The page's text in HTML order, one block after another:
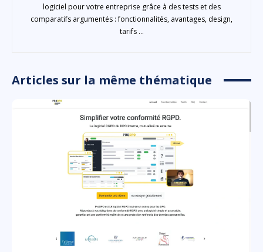
logiciel pour votre entreprise grâce à des tests et des
comparatifs argumentés : fonctionnalités, avantages, design,
tarifs ...
Articles sur la même thématique